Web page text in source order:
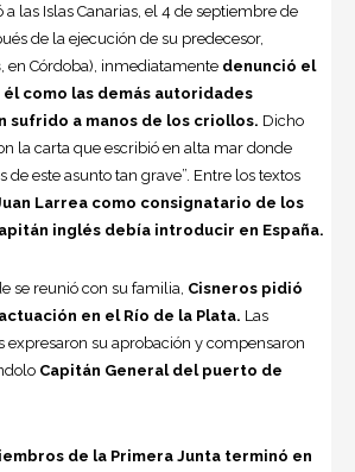
a las Islas Canarias, el 4 de septiembre de
de la ejecución de su predecesor,
, en Córdoba), inmediatamente denunció el
como las demás autoridades
sufrido a manos de los criollos. Dicho
la carta que escribió en alta mar donde
de este asunto tan grave”. Entre los textos
Larrea como consignatario de los
inglés debía introducir en España.
se reunió con su familia, Cisneros pidió
en el Río de la Plata. Las
expresaron su aprobación y compensaron
Capitán General del puerto de
de la Primera Junta terminó en